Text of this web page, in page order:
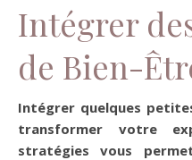
Intégrer
de Bien-
Intégrer quelques
transformer votre
stratégies vous